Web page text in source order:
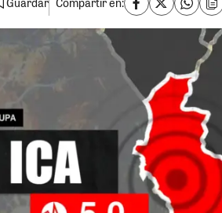
Guardar Compartir en: